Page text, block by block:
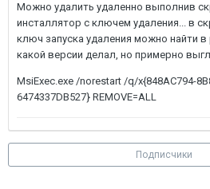
Можно удалить удаленно выполнив
инсталлятор с ключем удаления... в
ключ запуска удаления можно найти
какой версии делал, но примерно
MsiExec.exe /norestart /q/x{848AC794-
6474337DB527} REMOVE=ALL
Подписчики